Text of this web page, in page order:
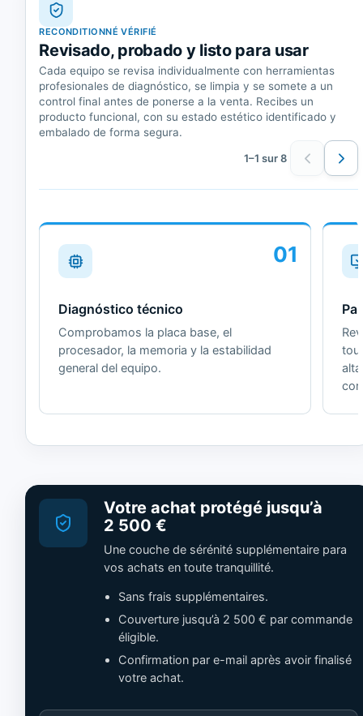
RECONDITIONNÉ VÉRIFIÉ
Revisado, probado y listo para usar
Cada equipo se revisa individualmente con herramientas
profesionales de diagnóstico, se limpia y se somete a un
control final antes de ponerse a la venta. Recibes un
producto funcional, con su estado estético identificado y
embalado de forma segura.
1–1 sur 8
01
Diagnóstico técnico
Comprobamos la placa base, el
procesador, la memoria y la estabilidad
general del equipo.
Votre achat protégé jusqu’à
2 500 €
Une couche de sérénité supplémentaire para
vos achats en toute tranquillité.
Sans frais supplémentaires.
Couverture jusqu’à 2 500 € par commande
éligible.
Confirmation par e-mail après avoir finalisé
votre achat.